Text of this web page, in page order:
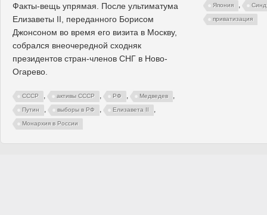
Япония ,
приватизация
Факты-вещь упрямая. После ультиматума
Елизаветы II, переданного Борисом
Джонсоном во время его визита в Москву,
собрался внеочередной сходняк
президентов стран-членов СНГ в Ново-
Огарево.
СССР , активы СССР , РФ , Медведев ,
Путин , выборы в РФ , Елизавета II ,
Монархия в России